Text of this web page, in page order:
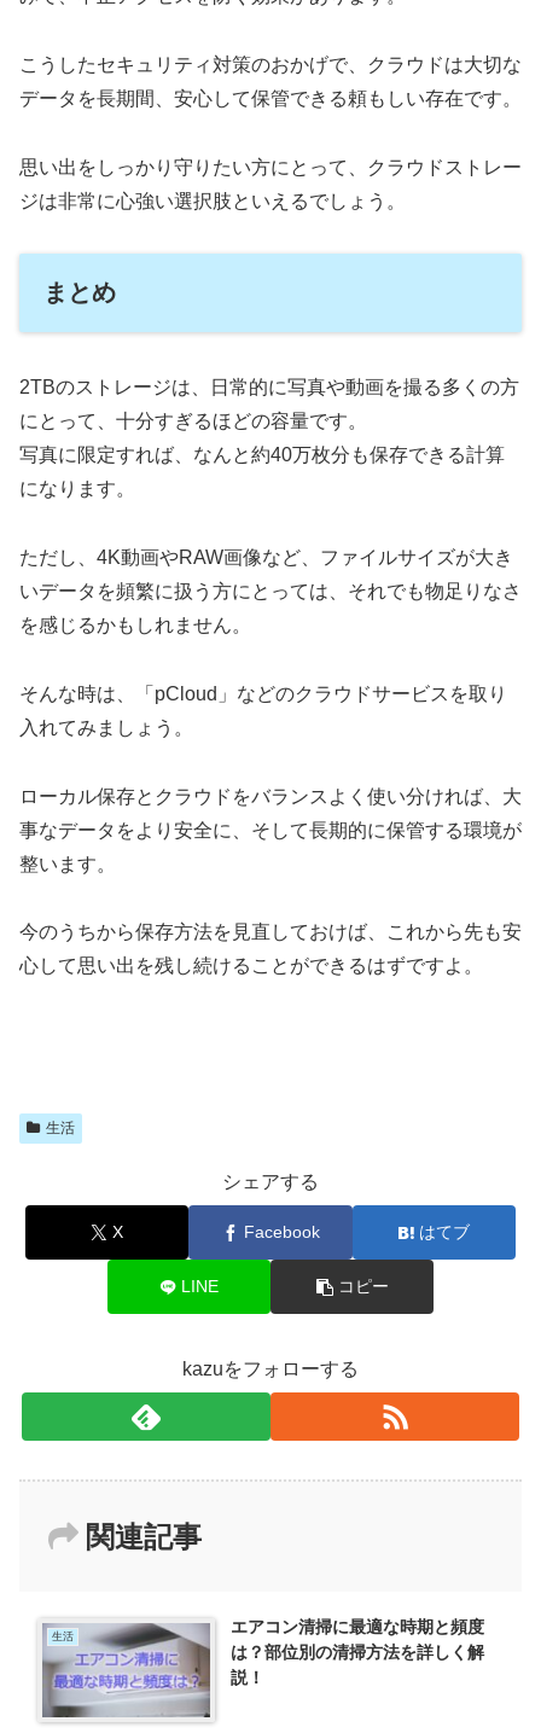
こうしたセキュリティ対策のおかげで、クラウドは大切な
データを長期間、安心して保管できる頼もしい存在です。
思い出をしっかり守りたい方にとって、クラウドストレー
ジは非常に心強い選択肢といえるでしょう。
まとめ
2TBのストレージは、日常的に写真や動画を撮る多くの方
にとって、十分すぎるほどの容量です。
写真に限定すれば、なんと約40万枚分も保存できる計算
になります。
ただし、4K動画やRAW画像など、ファイルサイズが大き
いデータを頻繁に扱う方にとっては、それでも物足りなさ
を感じるかもしれません。
そんな時は、「pCloud」などのクラウドサービスを取り
入れてみましょう。
ローカル保存とクラウドをバランスよく使い分ければ、大
事なデータをより安全に、そして長期的に保管する環境が
整います。
今のうちから保存方法を見直しておけば、これから先も安
心して思い出を残し続けることができるはずですよ。
生活
シェアする
X Facebook はてブ
LINE コピー
kazuをフォローする
関連記事
生活
エアコン清掃に最適な時期と頻度
は？部位別の清掃方法を詳しく解
説！